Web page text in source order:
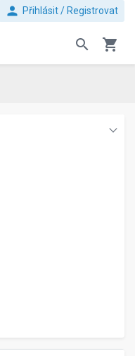
person Přihlásit / Registrovat
search shopping_cart